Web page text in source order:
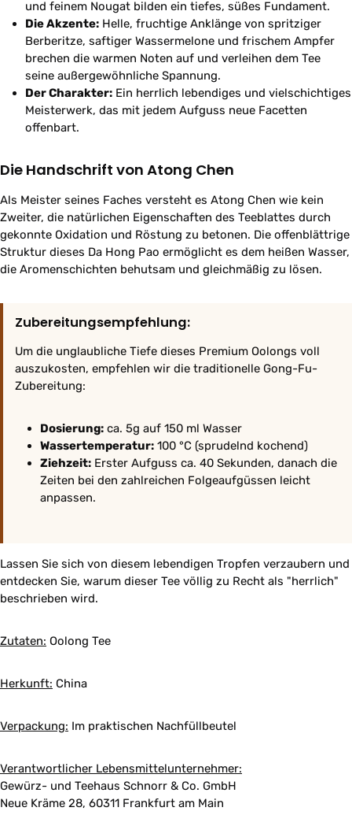
und feinem Nougat bilden ein tiefes, süßes Fundament.
Die Akzente: Helle, fruchtige Anklänge von spritziger
Berberitze, saftiger Wassermelone und frischem Ampfer
brechen die warmen Noten auf und verleihen dem Tee
seine außergewöhnliche Spannung.
Der Charakter: Ein herrlich lebendiges und vielschichtiges
Meisterwerk, das mit jedem Aufguss neue Facetten
offenbart.
Die Handschrift von Atong Chen
Als Meister seines Faches versteht es Atong Chen wie kein
Zweiter, die natürlichen Eigenschaften des Teeblattes durch
gekonnte Oxidation und Röstung zu betonen. Die offenblättrige
Struktur dieses Da Hong Pao ermöglicht es dem heißen Wasser,
die Aromenschichten behutsam und gleichmäßig zu lösen.
Zubereitungsempfehlung:
Um die unglaubliche Tiefe dieses Premium Oolongs voll
auszukosten, empfehlen wir die traditionelle Gong-Fu-
Zubereitung:
Dosierung: ca. 5g auf 150 ml Wasser
Wassertemperatur: 100 °C (sprudelnd kochend)
Ziehzeit: Erster Aufguss ca. 40 Sekunden, danach die
Zeiten bei den zahlreichen Folgeaufgüssen leicht
anpassen.
Lassen Sie sich von diesem lebendigen Tropfen verzaubern und
entdecken Sie, warum dieser Tee völlig zu Recht als "herrlich"
beschrieben wird.
Zutaten: Oolong Tee
Herkunft: China
Verpackung: Im praktischen Nachfüllbeutel
Verantwortlicher Lebensmittelunternehmer:
Gewürz- und Teehaus Schnorr & Co. GmbH
Neue Kräme 28, 60311 Frankfurt am Main